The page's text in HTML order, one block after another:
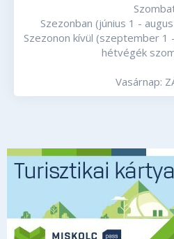
Szezonban (június 1 -
Szezonon kívül (szeptember 1
hétvégék
Vasárnap: